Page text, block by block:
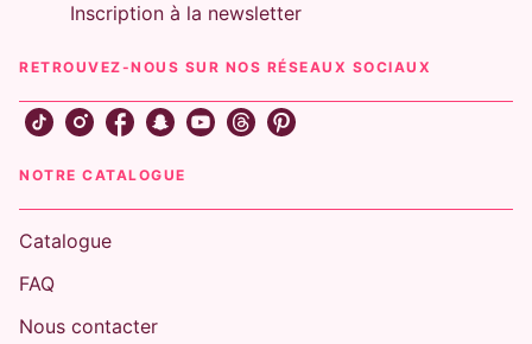
Inscription à la newsletter
RETROUVEZ-NOUS SUR NOS RÉSEAUX SOCIAUX
NOTRE CATALOGUE
Catalogue
FAQ
Nous contacter